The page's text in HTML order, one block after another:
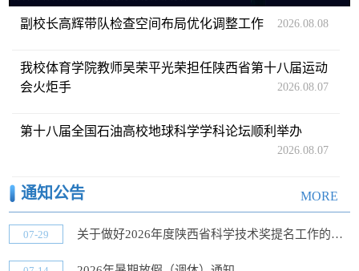
副校长高辉带队检查空间布局优化调整工作 2026.08.08
我校体育学院教师吴荣平光荣担任陕西省第十八届运动
会火炬手
2026.08.07
第十八届全国石油高校地球科学学科论坛顺利举办
2026.08.07
通知公告 MORE
07-29 关于做好2026年度陕西省科学技术奖提名工作的通知